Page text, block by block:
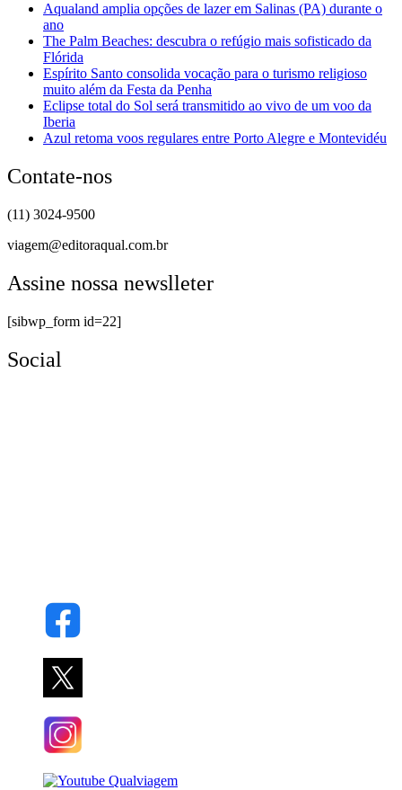
Aqualand amplia opções de lazer em Salinas (PA) durante o
ano
The Palm Beaches: descubra o refúgio mais sofisticado da
Flórida
Espírito Santo consolida vocação para o turismo religioso
muito além da Festa da Penha
Eclipse total do Sol será transmitido ao vivo de um voo da
Iberia
Azul retoma voos regulares entre Porto Alegre e Montevidéu
Contate-nos
(11) 3024-9500
viagem@editoraqual.com.br
Assine nossa newslleter
[sibwp_form id=22]
Social